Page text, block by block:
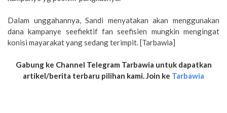
Dalam unggahannya, Sandi menyatakan akan menggunakan
dana kampanye seefiektif fan seefisien mungkin mengingat
konisi mayarakat yang sedang terimpit. [Tarbawia]
Gabung ke Channel Telegram Tarbawia untuk dapatkan
artikel/berita terbaru pilihan kami. Join ke Tarbawia